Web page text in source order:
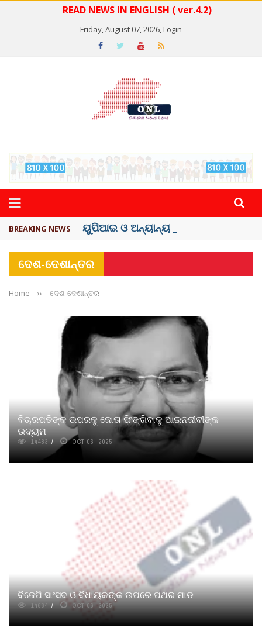
READ NEWS IN ENGLISH ( ver.4.2)
Friday, August 07, 2026,Login
BREAKING NEWS ୟୁପିଆଇ ଓ ଅନ୍ୟାନ୍ୟ ଡିଜିଟାଲ୍ ନେଣଦେଣ ...
ଦେଶ-ଦେଶାନ୍ତର
Home ›› ଦେଶ-ଦେଶାନ୍ତର
ବିଚାରପତିଙ୍କ ଉପରକୁ ଜୋତା ଫିଙ୍ଗିବାକୁ ଆଇନଜୀବୀଙ୍କ
ଉଦ୍ୟମ
14483 OCT 06, 2025
ବିଜେପି ସାଂସଦ ଓ ବିଧାୟକଙ୍କ ଉପରେ ପଥର ମାଡ
14684 OCT 06, 2025